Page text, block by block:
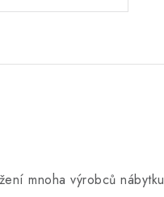
mnoha výrobců